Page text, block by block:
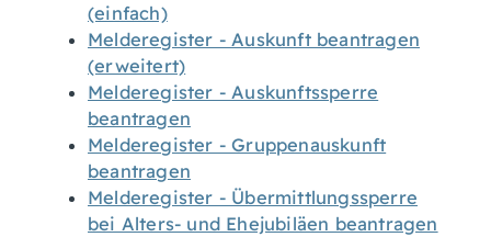
(einfach)
Melderegister - Auskunft beantragen
(erweitert)
Melderegister - Auskunftssperre
beantragen
Melderegister - Gruppenauskunft
beantragen
Melderegister - Übermittlungssperre
bei Alters- und Ehejubiläen beantragen